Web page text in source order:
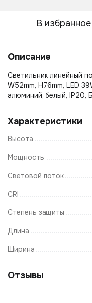
В избранное
Описание
Светильник линейный
W52mm, H76mm, LED
алюминий, белый, IP20,
Характеристики
Высота
Мощность
Световой поток
CRI
Степень защиты
Длина
Ширина
Отзывы